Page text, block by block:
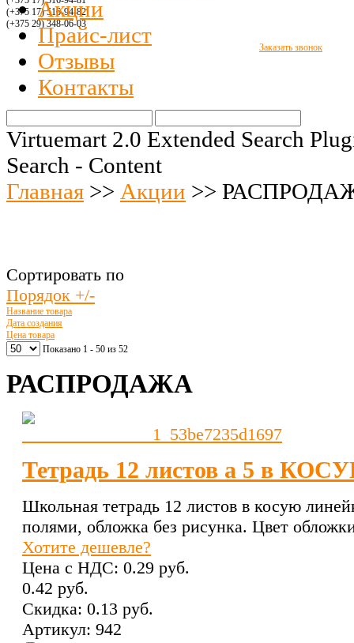
(+375 17) 516-94-82
(+375 29) 348-06-03
Заказать звонок
Акции
Прайс-лист
Отзывы
Контакты
Virtuemart 2.0 Extended Search
Search - Content
Главная >> Акции >>
Сортировать по
Порядок +/-
Название товара
Дата создания
Цена товара
Показано 1 - 50 из 52
РАСПРОДАЖА
Тетрадь 12 листов а 5 в
Школьная тетрадь 12 листов в косую
полями, обложка без рисунка. Цвет
Хотите дешевле?
Цена с НДС: 0.29 pуб.
0.42 pуб.
Скидка: 0.13 pуб.
Артикул: 942